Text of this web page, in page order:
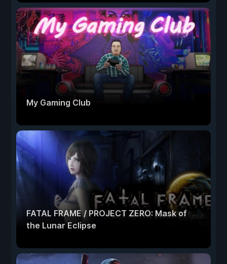
My Gaming Club
FATAL FRAME / PROJECT ZERO: Mask of
the Lunar Eclipse